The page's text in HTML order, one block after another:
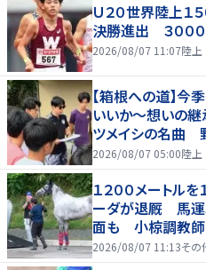
Ｕ２０世界陸上１
決勝進出 ３００
2026/08/07 11:07陸上
【箱根への道】今
いいか～想いの継
ツメイシの名曲
を引っ張る…夏合
2026/08/07 05:00陸上
１２００メートル
ーダが退厩 馬運
面も 小椋調教師
2026/08/07 11:13その